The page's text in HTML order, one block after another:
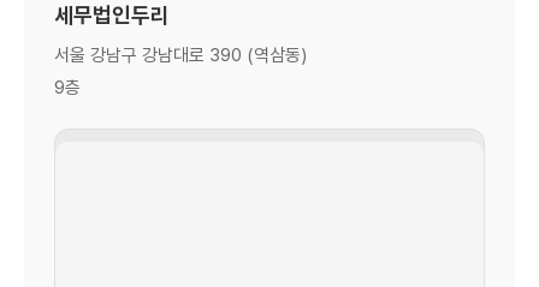
세무법인두리
서울 강남구 강남대로 390 (역삼동)
9층